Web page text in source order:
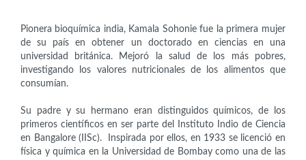
Pionera bioquímica india, Kamala Sohonie fue la primera mujer
de su país en obtener un doctorado en ciencias en una
universidad británica. Mejoró la salud de los más pobres,
investigando los valores nutricionales de los alimentos que
consumían.
Su padre y su hermano eran distinguidos químicos, de los
primeros científicos en ser parte del Instituto Indio de Ciencia
en Bangalore (IISc). Inspirada por ellos, en 1933 se licenció en
física y química en la Universidad de Bombay como una de las